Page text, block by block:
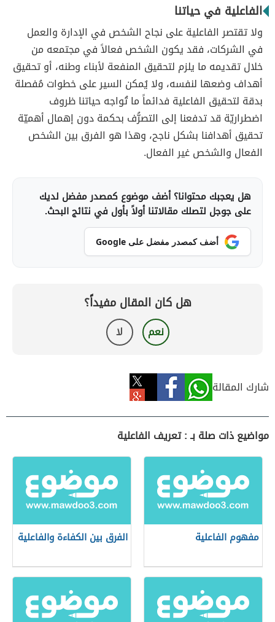
الفاعلية في حياتنا
ولا تقتصر الفاعلية على نجاح الشخص في الإدارة والعمل
في الشركات، فقد يكون الشخص فعالاً في مجتمعه من
خلال تقديمه ما يلزم لتحقيق المنفعة لأبناء وطنه، أو تحقيق
أهداف وضعها لنفسه، ولا يُمكن السير على خطوات مُفصلة
بدقة لتحقيق الفاعلية فدائماً ما تُواجه حياتنا ظروف
اضطراريّة قد تدفعنا إلى التصرُّف بحكمة دون إهمال أهميّة
تحقيق أهدافنا بشكل ناجح، وهذا هو الفرق بين الشخص
الفعال والشخص غير الفعال.
هل يعجبك محتوانا؟ أضف موضوع كمصدر مفضل لديك
على جوجل لتصلك مقالاتنا أولاً بأول في نتائج البحث.
أضف كمصدر مفضل على Google
هل كان المقال مفيداً؟
نعم لا
شارك المقالة
مواضيع ذات صلة بـ : تعريف الفاعلية
مفهوم الفاعلية الفرق بين الكفاءة والفاعلية